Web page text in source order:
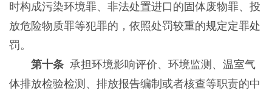
时构成污染环境罪、非法处置进口的固体废物罪、投
放危险物质罪等犯罪的，依照处罚较重的规定定罪处
罚。
第十条承担环境影响评价、环境监测、温室气
体排放检验检测、排放报告编制或者核查等职责的中